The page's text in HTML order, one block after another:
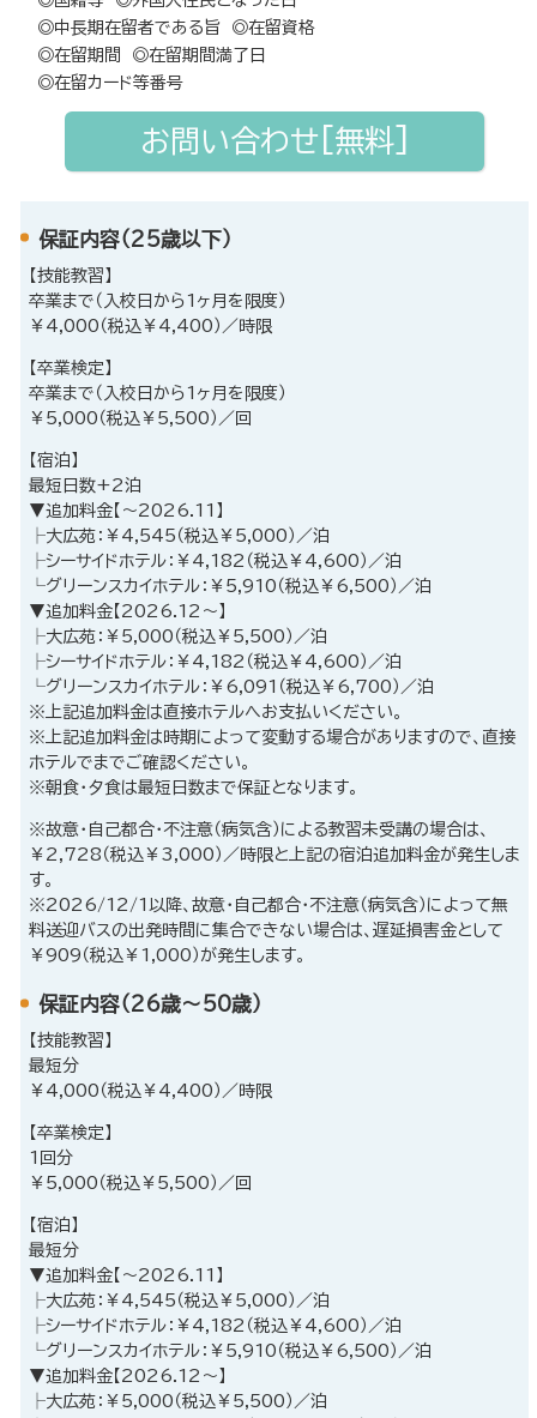
◎中長期在留者である旨 ◎在留資格
◎在留期間 ◎在留期間満了日
◎在留カード等番号
お問い合わせ[無料]
保証内容（25歳以下）
【技能教習】
卒業まで（入校日から1ヶ月を限度）
￥4,000（税込￥4,400）／時限
【卒業検定】
卒業まで（入校日から1ヶ月を限度）
￥5,000（税込￥5,500）／回
【宿泊】
最短日数+2泊
▼追加料金【～2026.11】
├大広苑：￥4,545（税込￥5,000）／泊
├シーサイドホテル：￥4,182（税込￥4,600）／泊
└グリーンスカイホテル：￥5,910（税込￥6,500）／泊
▼追加料金【2026.12～】
├大広苑：￥5,000（税込￥5,500）／泊
├シーサイドホテル：￥4,182（税込￥4,600）／泊
└グリーンスカイホテル：￥6,091（税込￥6,700）／泊
※上記追加料金は直接ホテルへお支払いください。
※上記追加料金は時期によって変動する場合がありますので、直接
ホテルでまでご確認ください。
※朝食・夕食は最短日数まで保証となります。
※故意・自己都合・不注意（病気含）による教習未受講の場合は、
￥2,728（税込￥3,000）／時限と上記の宿泊追加料金が発生しま
す。
※2026/12/1以降、故意・自己都合・不注意（病気含）によって無
料送迎バスの出発時間に集合できない場合は、遅延損害金として
￥909（税込￥1,000）が発生します。
保証内容（26歳～50歳）
【技能教習】
最短分
￥4,000（税込￥4,400）／時限
【卒業検定】
1回分
￥5,000（税込￥5,500）／回
【宿泊】
最短分
▼追加料金【～2026.11】
├大広苑：￥4,545（税込￥5,000）／泊
├シーサイドホテル：￥4,182（税込￥4,600）／泊
└グリーンスカイホテル：￥5,910（税込￥6,500）／泊
▼追加料金【2026.12～】
├大広苑：￥5,000（税込￥5,500）／泊